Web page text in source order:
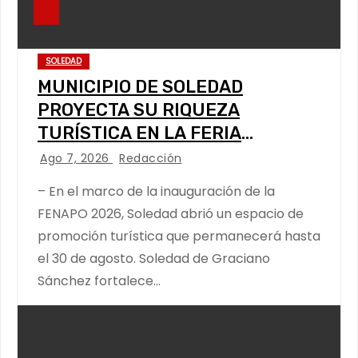
SOLEDAD
MUNICIPIO DE SOLEDAD
PROYECTA SU RIQUEZA
TURÍSTICA EN LA FERIA
NACIONAL POTOSINA
Ago 7, 2026 Redacción
– En el marco de la inauguración de la
FENAPO 2026, Soledad abrió un espacio de
promoción turística que permanecerá hasta
el 30 de agosto. Soledad de Graciano
Sánchez fortalece…